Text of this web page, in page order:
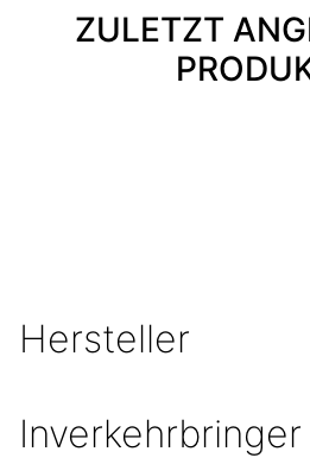
ZULETZT
Hersteller
Inverkehrbringer